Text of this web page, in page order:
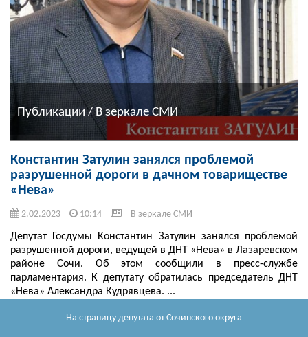
На страницу депутата от Сочинского округа
Публикации / В зеркале СМИ
Константин Затулин занялся проблемой
разрушенной дороги в дачном товариществе
«Нева»
2.02.2023 10:14 В зеркале СМИ
Депутат Госдумы Константин Затулин занялся проблемой
разрушенной дороги, ведущей в ДНТ «Нева» в Лазаревском
районе Сочи. Об этом сообщили в пресс-службе
парламентария. К депутату обратилась председатель ДНТ
«Нева» Александра Кудрявцева. ...